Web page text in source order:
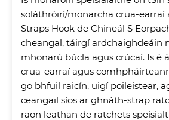
soláthróirí/monarcha crua-earraí
Straps Hook de Chineál S
cheangal, táirgí ardchaighdeáin
mhonarú búcla agus crúcaí. Is é
crua-earraí agus
go bhfuil raicín, uigí poileistear,
ceangail síos ar ghnáth-strap
raon leathan de ratchets